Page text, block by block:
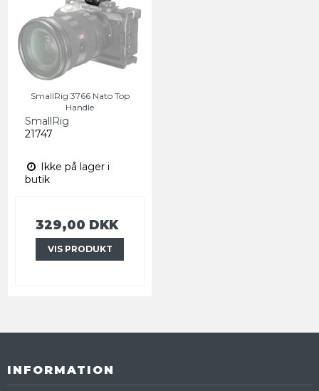
SmallRig 3766 Nato Top
Handle
SmallRig
21747
Ikke på lager i
butik
329,00 DKK
VIS PRODUKT
INFORMATION